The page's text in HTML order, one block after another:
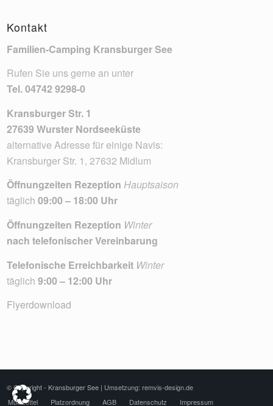
Kontakt
Familien-Camping Kransburger See
Rufen Sie uns gerne an unter
Tel.04742 9298-0
Kransburger Str. 1
27639 Wurster Nordseeküste
alternative Adresse für einige Navis:
Kransburger Str. 1, 27632 Midlum
Öffnungzeiten RezeptionHauptsaison
täglich 09:00 – 18:00 Uhr
Öffnungzeiten Rezeption Winter
nach telefonischer Vereinbarung
Telefonische Erreichbarkeit Winter
täglich 9:00 – 12:00 Uhr
Flyerdownload
© Copyright - Kransburger See | Umsetzung: remvis-design.de
Muttizettel
Platzordnung AGB Datenschutz Impressum